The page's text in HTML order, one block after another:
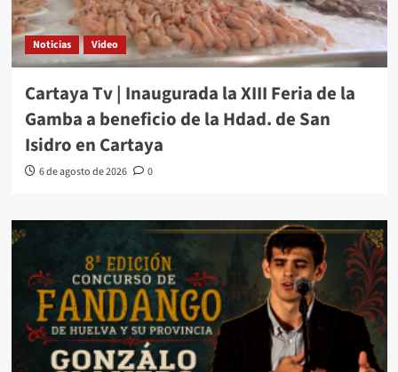
Noticias Video
Cartaya Tv | Inaugurada la XIII Feria de la
Gamba a beneficio de la Hdad. de San
Isidro en Cartaya
6 de agosto de 2026 0